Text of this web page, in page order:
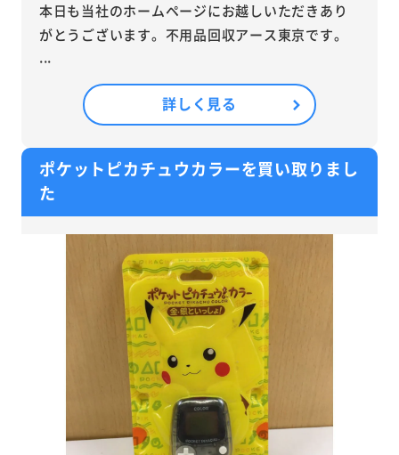
本日も当社のホームページにお越しいただきあり
がとうございます。不用品回収アース東京です。
...
詳しく見る
ポケットピカチュウカラーを買い取りまし
た